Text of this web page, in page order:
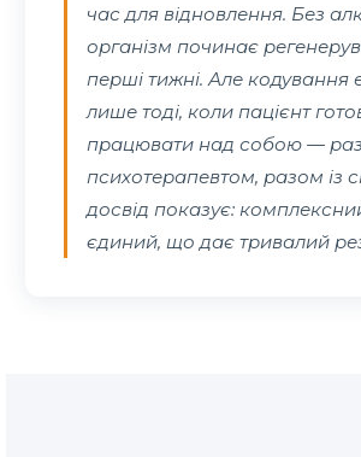
час для відновлення. Без
організм починає
перші тижні. Але кодування
лише тоді, коли пацієнт
працювати над собою —
психотерапевтом, разом із
досвід показує:
єдиний, що дає тривалий